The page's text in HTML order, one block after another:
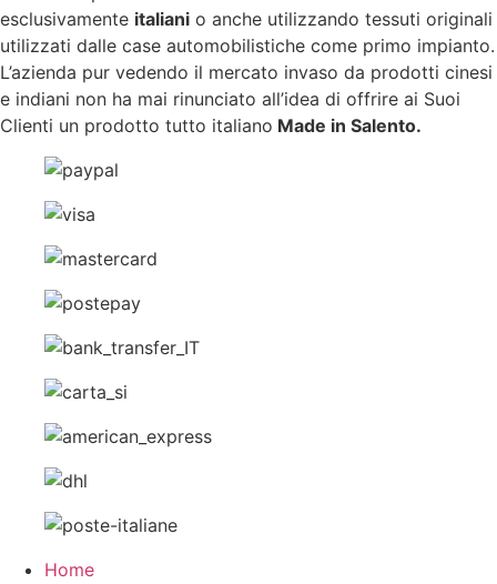
esclusivamente italiani o anche utilizzando tessuti originali
utilizzati dalle case automobilistiche come primo impianto.
L’azienda pur vedendo il mercato invaso da prodotti cinesi
e indiani non ha mai rinunciato all’idea di offrire ai Suoi
Clienti un prodotto tutto italiano Made in Salento.
Home